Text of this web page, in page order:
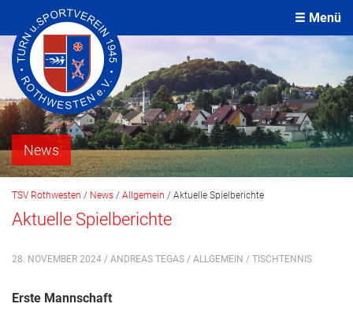
Menü
News
TSV Rothwesten / News / Allgemein / Aktuelle Spielberichte
Aktuelle Spielberichte
28. NOVEMBER 2024 / ANDREAS TEGAS / ALLGEMEIN / TISCHTENNIS
Erste Mannschaft